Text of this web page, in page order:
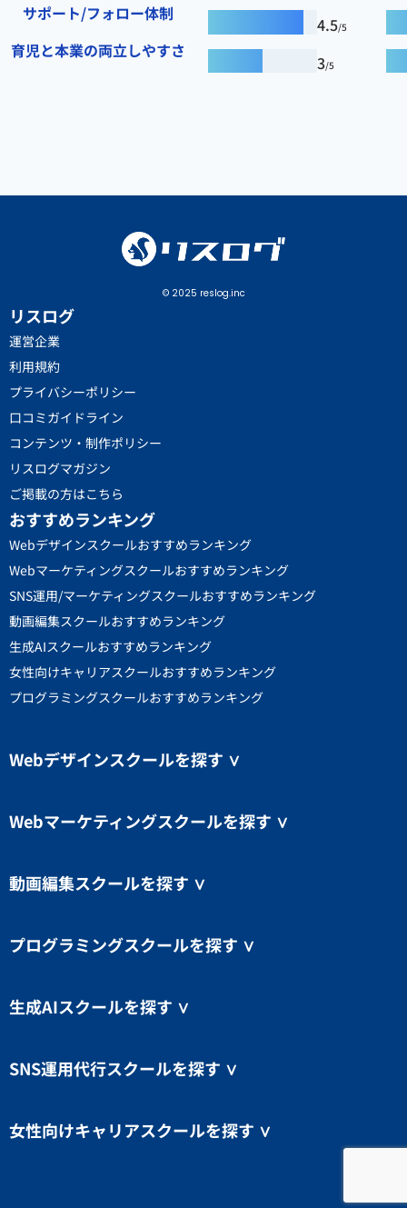
サポート/フォロー体制
育児と本業の両立しやすさ
4.5/5
3/5
© 2025 reslog.inc
リスログ
運営企業
利用規約
プライバシーポリシー
口コミガイドライン
コンテンツ・制作ポリシー
リスログマガジン
ご掲載の方はこちら
おすすめランキング
Webデザインスクールおすすめランキング
Webマーケティングスクールおすすめランキング
SNS運用/マーケティングスクールおすすめランキング
動画編集スクールおすすめランキング
生成AIスクールおすすめランキング
女性向けキャリアスクールおすすめランキング
プログラミングスクールおすすめランキング
Webデザインスクールを探す ∨
Webマーケティングスクールを探す ∨
動画編集スクールを探す ∨
プログラミングスクールを探す ∨
生成AIスクールを探す ∨
SNS運用代行スクールを探す ∨
女性向けキャリアスクールを探す ∨